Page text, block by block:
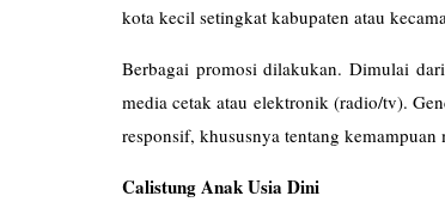
kota kecil setingkat kabupaten atau
Berbagai promosi dilakukan. Dimulai
media cetak atau elektronik (radio/tv).
responsif, khususnya tentang
Calistung Anak Usia Dini